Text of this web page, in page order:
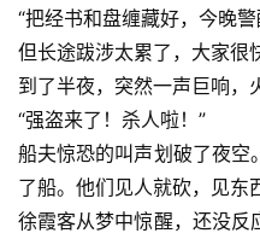
“把经书和盘缠藏好，今晚警
但长途跋涉太累了，大家很
到了半夜，突然一声巨响，
“强盗来了！杀人啦！”
船夫惊恐的叫声划破了夜空
了船。他们见人就砍，见东
徐霞客从梦中惊醒，还没反